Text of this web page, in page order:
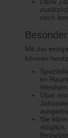
noch
Mit der
können
im
Über
Sie